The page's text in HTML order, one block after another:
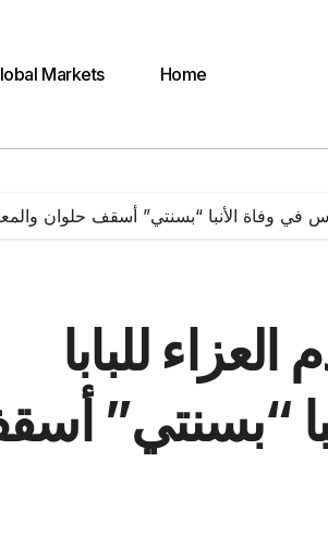
Home
Markets
في وفاة الأنبا “بسنتي” أسقف حلوان
للبابا
“بسنتي”